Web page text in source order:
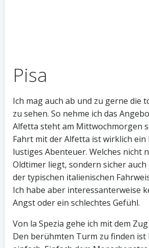
Pisa
Ich mag auch ab und zu gerne die
zu sehen. So nehme ich das
Alfetta steht am Mittwochmorgen
Fahrt mit der Alfetta ist wirklich ein
lustiges Abenteuer. Welches nicht
Oldtimer liegt, sondern sicher auch
der typischen italienischen
Ich habe aber interessanterweise
Angst oder ein schlechtes Gefühl.
Von la Spezia gehe ich mit dem
Den berühmten Turm zu finden ist